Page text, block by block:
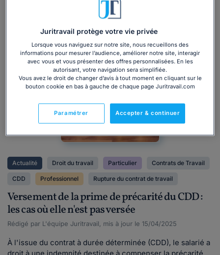
Actualité Droit du travail Particulier Contrats de Travail
CDD Professionnel Rupture du contrat de travail
Versement de la prime de précarité du CDD :
les cas où elle n'est pas versée
Rédigé par L'équipe Juritravail, mis à jour le 15/04/2025
À l'issue du contrat à durée déterminée (CDD), le salarié a
Juritravail protège votre vie privée
Lorsque vous naviguez sur notre site, nous recueillons des
informations pour mesurer l’audience, améliorer notre site, interagir
avec vous et vous présenter des offres personnalisées. En les
autorisant, votre navigation sera simplifiée.
Vous avez le droit de changer d’avis à tout moment en cliquant sur le
bouton cookie en bas à gauche de chaque page Juritravail.com
Accepter & continuer
Paramétrer